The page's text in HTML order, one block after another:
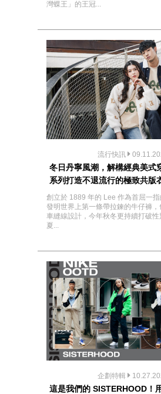
灣蝶王」的王冠...
流行快訊
冬日丹寧風潮，解構經典美式
系列打造不退流行的極致共版
創立於 1889 年的 Lee 作為首屈一
發明世界上第一條帶拉鍊的牛仔褲
車縫線設計，今年秋冬更持續打破
夏...
企劃特輯
這是我們的 SISTERHOOD！